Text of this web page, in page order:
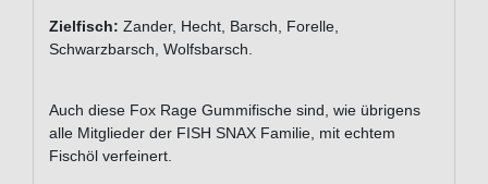
Zielfisch: Zander, Hecht, Barsch, Forelle,
Schwarzbarsch, Wolfsbarsch.
Auch diese Fox Rage Gummifische sind, wie übrigens
alle Mitglieder der FISH SNAX Familie, mit echtem
Fischöl verfeinert.